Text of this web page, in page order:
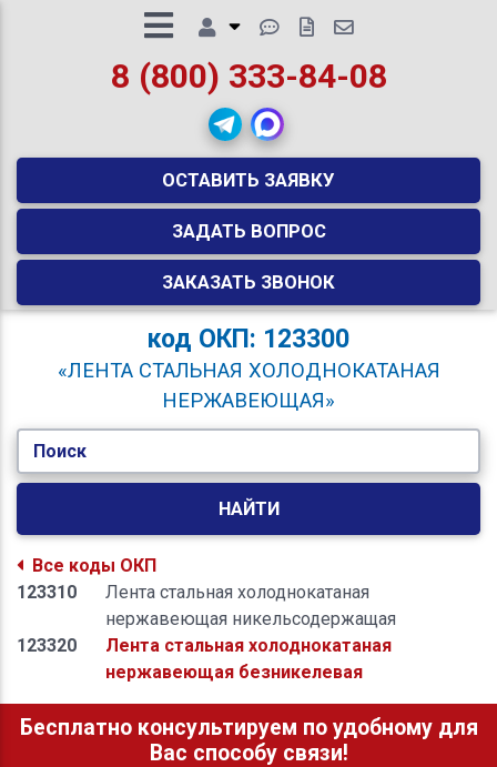
8 (800) 333-84-08
ОСТАВИТЬ ЗАЯВКУ
ЗАДАТЬ ВОПРОС
ЗАКАЗАТЬ ЗВОНОК
код ОКП: 123300
«ЛЕНТА СТАЛЬНАЯ ХОЛОДНОКАТАНАЯ
НЕРЖАВЕЮЩАЯ»
Поиск
НАЙТИ
Все коды ОКП
123310
Лента стальная холоднокатаная
нержавеющая никельсодержащая
123320
Лента стальная холоднокатаная
нержавеющая безникелевая
Бесплатно консультируем по удобному для
Вас способу связи!